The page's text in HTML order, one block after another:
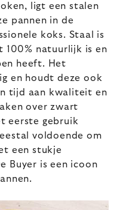
ligt een stalen
pannen in de
koks. Staal is
natuurlijk is en
heeft. Het
en houdt deze ook
tijd aan kwaliteit en
over zwart
eerste gebruik
voldoende om
een stukje
Buyer is een icoon